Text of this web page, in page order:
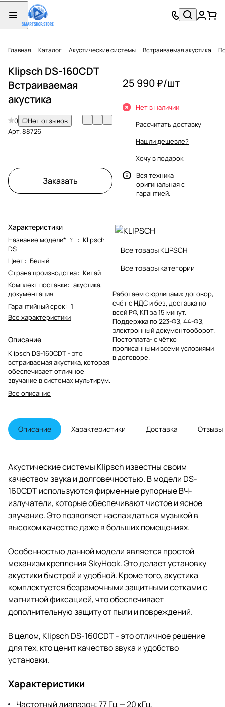
Главная Каталог Акустические системы Встраиваемая акустика
Klipsch DS-160CDT
Встраиваемая
акустика
0
Нет отзывов
Арт.88726
Заказать
Характеристики
Название модели* ? : Klipsch
DS
Цвет: Белый
Страна производства: Китай
Комплект поставки: акустика,
документация
Гарантийный срок: 1
Все характеристики
Описание
Klipsch DS-160CDT - это
встраиваемая акустика, которая
обеспечивает отличное
звучание в системах мультирум.
Все описание
25 990 ₽/шт
Нет в наличии
Рассчитать доставку
Нашли дешевле?
Хочу в подарок
Вся техника
оригинальная с
гарантией.
Все товары KLIPSCH
Все товары категории
Работаем с юрлицами: договор,
счёт с НДС и без, доставка по
всей РФ, КП за 15 минут.
Поддержка по 223-ФЗ, 44-ФЗ,
электронный документооборот.
Постоплата- с чётко
прописанными всеми условиями
в договоре.
Описание Характеристики Доставка Отзывы
Акустические системы Klipsch известны своим
качеством звука и долговечностью. В модели DS-
160CDT используются фирменные рупорные ВЧ-
излучатели, которые обеспечивают чистое и ясное
звучание. Это позволяет наслаждаться музыкой в
высоком качестве даже в больших помещениях.
Особенностью данной модели является простой
механизм крепления SkyHook. Это делает установку
акустики быстрой и удобной. Кроме того, акустика
комплектуется безрамочными защитными сетками с
магнитной фиксацией, что обеспечивает
дополнительную защиту от пыли и повреждений.
В целом, Klipsch DS-160CDT - это отличное решение
для тех, кто ценит качество звука и удобство
установки.
Характеристики
Частотный диапазон: 77 Гц — 20 кГц.